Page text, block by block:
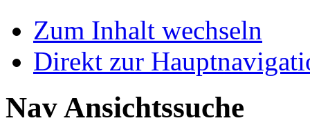
Zum Inhalt wechseln
Direkt zur
Nav Ansichtssuche